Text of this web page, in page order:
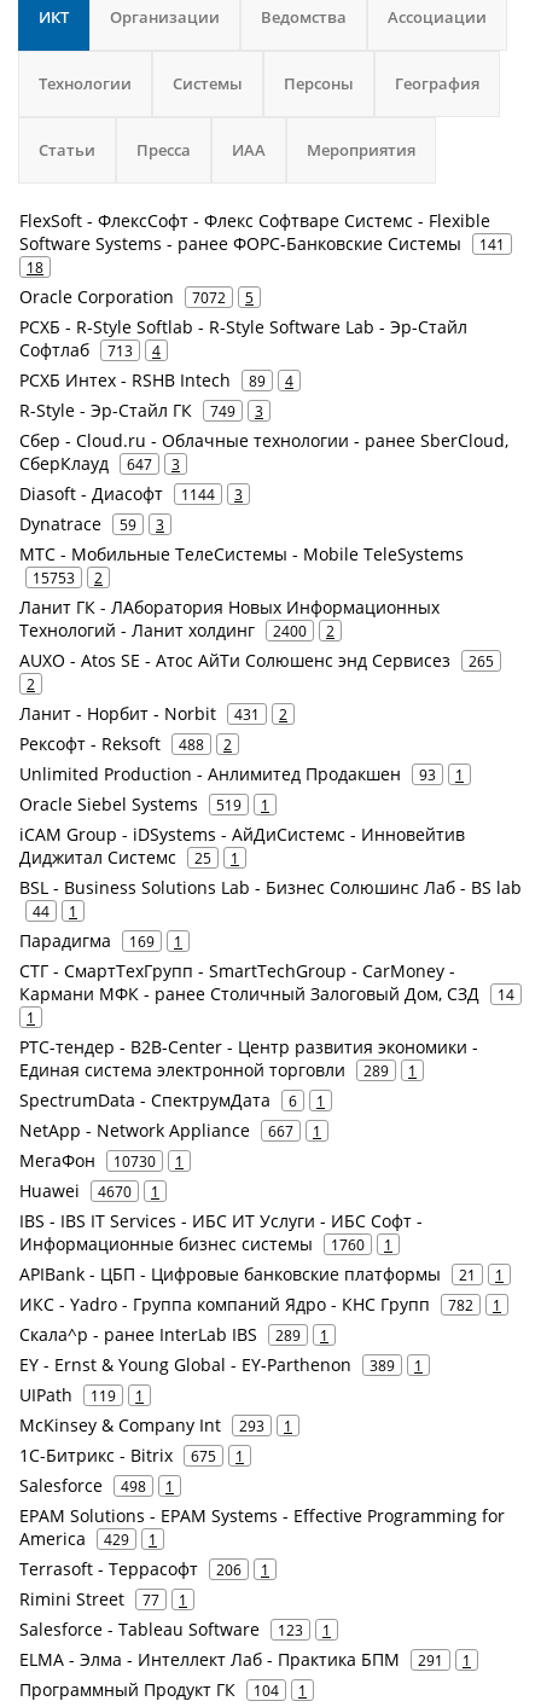
ИКТ Организации Ведомства Ассоциации
Технологии Системы Персоны География
Статьи Пресса ИАА Мероприятия
FlexSoft - ФлексСофт - Флекс Софтваре Системс - Flexible
Software Systems - ранее ФОРС-Банковские Системы
141
18
Oracle Corporation 7072 5
РСХБ - R-Style Softlab - R-Style Software Lab - Эр-Стайл
Софтлаб
713 4
РСХБ Интех - RSHB Intech 89 4
R-Style - Эр-Стайл ГК 749 3
Сбер - Cloud.ru - Облачные технологии - ранее SberCloud,
СберКлауд
647 3
Diasoft - Диасофт 1144 3
Dynatrace 59 3
МТС - Мобильные ТелеСистемы - Mobile TeleSystems
15753 2
Ланит ГК - ЛАборатория Новых Информационных
Технологий - Ланит холдинг
2400 2
AUXO - Atos SE - Атос АйТи Солюшенс энд Сервисез
265
2
Ланит - Норбит - Norbit 431 2
Рексофт - Reksoft 488 2
Unlimited Production - Анлимитед Продакшен 93 1
Oracle Siebel Systems 519 1
iCAM Group - iDSystems - АйДиСистемс - Инновейтив
Диджитал Системс
25 1
BSL - Business Solutions Lab - Бизнес Солюшинс Лаб - BS lab
44 1
Парадигма 169 1
СТГ - СмартТехГрупп - SmartTechGroup - CarMoney -
Кармани МФК - ранее Столичный Залоговый Дом, СЗД
14
1
РТС-тендер - B2B-Center - Центр развития экономики -
Единая система электронной торговли
289 1
SpectrumData - СпектрумДата 6 1
NetApp - Network Appliance 667 1
МегаФон 10730 1
Huawei 4670 1
IBS - IBS IT Services - ИБС ИТ Услуги - ИБС Софт -
Информационные бизнес системы
1760 1
APIBank - ЦБП - Цифровые банковские платформы 21 1
ИКС - Yadro - Группа компаний Ядро - КНС Групп 782 1
Скала^р - ранее InterLab IBS 289 1
EY - Ernst & Young Global - EY-Parthenon 389 1
UIPath 119 1
McKinsey & Company Int 293 1
1С-Битрикс - Bitrix 675 1
Salesforce 498 1
EPAM Solutions - EPAM Systems - Effective Programming for
America
429 1
Terrasoft - Террасофт 206 1
Rimini Street 77 1
Salesforce - Tableau Software 123 1
ELMA - Элма - Интеллект Лаб - Практика БПМ 291 1
Программный Продукт ГК 104 1